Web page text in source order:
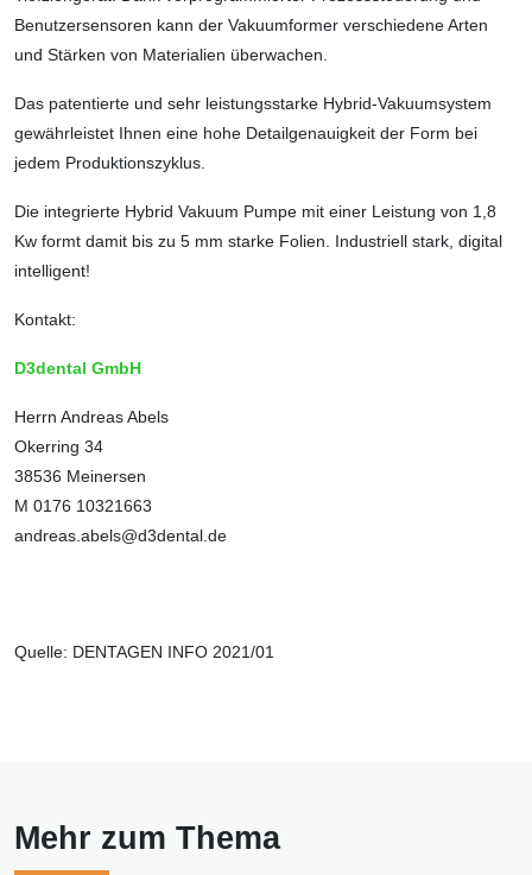
Benutzer­sensoren kann der Vakuumformer verschiedene Arten
und Stärken von Materialien überwachen.
Das patentierte und sehr leistungsstarke Hybrid-Vakuumsystem
gewährleistet Ihnen eine hohe Detailgenauigkeit der Form bei
jedem Produktionszyklus.
Die integrierte Hybrid Vakuum Pumpe mit einer Leistung von 1,8
Kw formt damit bis zu 5 mm starke Folien. Industriell stark, digital
intelligent!
Kontakt:
D3dental GmbH
Herrn Andreas Abels
Okerring 34
38536 Meinersen
M 0176 10321663
andreas.abels@d3dental.de
Quelle: DENTAGEN INFO 2021/01
Mehr zum Thema